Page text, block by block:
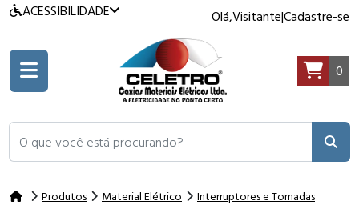
ACESSIBILIDADE Olá,Visitante|Cadastre-se
O que você está procurando?
0
Produtos Material Elétrico Interruptores e Tomadas